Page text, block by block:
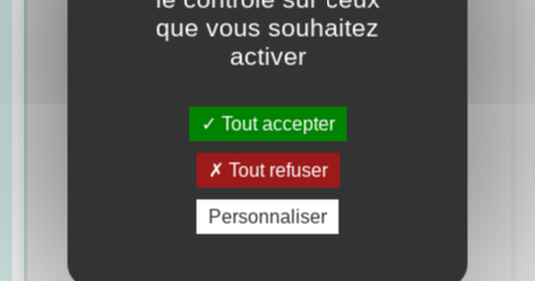
Concessions funéraires
Mariage – PACS
que vous souhaitez
activer
Tout accepter
Tout refuser
Personnaliser